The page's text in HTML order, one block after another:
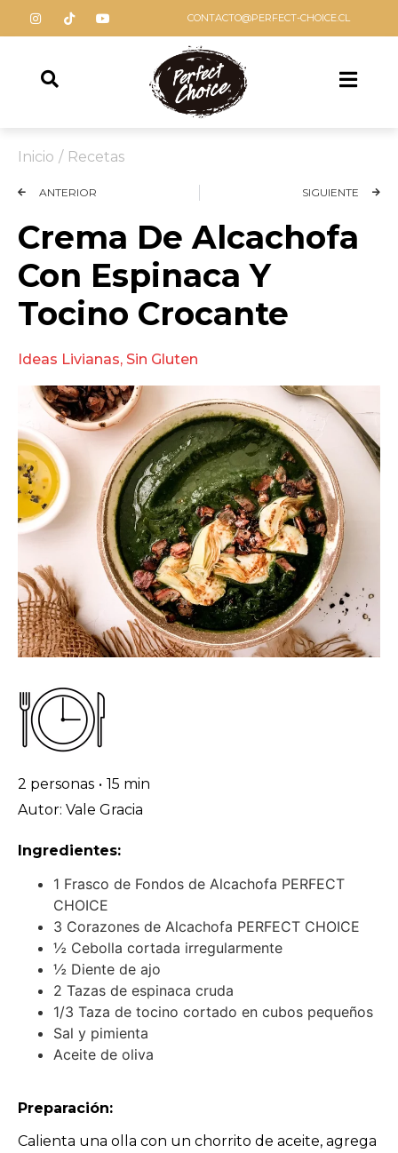
CONTACTO@PERFECT-CHOICE.CL
Inicio / Recetas
ANTERIOR SIGUIENTE
Crema De Alcachofa
Con Espinaca Y
Tocino Crocante
Ideas Livianas, Sin Gluten
2 personas • 15 min
Autor: Vale Gracia
Ingredientes:
1 Frasco de Fondos de Alcachofa PERFECT
CHOICE
3 Corazones de Alcachofa PERFECT CHOICE
½ Cebolla cortada irregularmente
½ Diente de ajo
2 Tazas de espinaca cruda
1/3 Taza de tocino cortado en cubos pequeños
Sal y pimienta
Aceite de oliva
Preparación:
Calienta una olla con un chorrito de aceite, agrega